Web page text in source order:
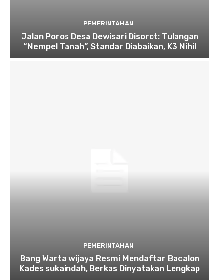
PEMERINTAHAN
Jalan Poros Desa Dewisari Disorot: Tulangan
“Nempel Tanah”, Standar Diabaikan, K3 Nihil
PEMERINTAHAN
Bang Warta wijaya Resmi Mendaftar Bacalon
Kades sukaindah, Berkas Dinyatakan Lengkap